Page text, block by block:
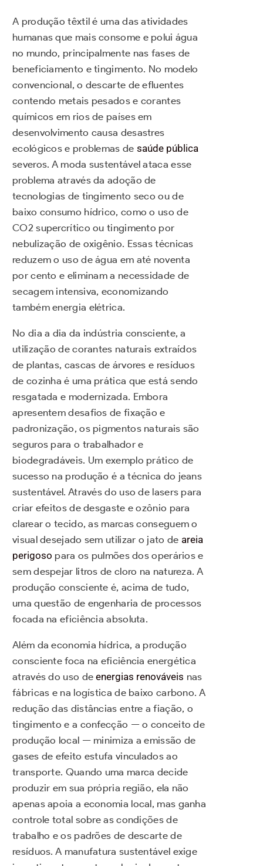
A produção têxtil é uma das atividades
humanas que mais consome e polui água
no mundo, principalmente nas fases de
beneficiamento e tingimento. No modelo
convencional, o descarte de efluentes
contendo metais pesados e corantes
químicos em rios de países em
desenvolvimento causa desastres
ecológicos e problemas de saúde pública
severos. A moda sustentável ataca esse
problema através da adoção de
tecnologias de tingimento seco ou de
baixo consumo hídrico, como o uso de
CO2 supercrítico ou tingimento por
nebulização de oxigênio. Essas técnicas
reduzem o uso de água em até noventa
por cento e eliminam a necessidade de
secagem intensiva, economizando
também energia elétrica.
No dia a dia da indústria consciente, a
utilização de corantes naturais extraídos
de plantas, cascas de árvores e resíduos
de cozinha é uma prática que está sendo
resgatada e modernizada. Embora
apresentem desafios de fixação e
padronização, os pigmentos naturais são
seguros para o trabalhador e
biodegradáveis. Um exemplo prático de
sucesso na produção é a técnica do jeans
sustentável. Através do uso de lasers para
criar efeitos de desgaste e ozônio para
clarear o tecido, as marcas conseguem o
visual desejado sem utilizar o jato de areia
perigoso para os pulmões dos operários e
sem despejar litros de cloro na natureza. A
produção consciente é, acima de tudo,
uma questão de engenharia de processos
focada na eficiência absoluta.
Além da economia hídrica, a produção
consciente foca na eficiência energética
através do uso deenergias renováveis nas
fábricas e na logística de baixo carbono. A
redução das distâncias entre a fiação, o
tingimento e a confecção — o conceito de
produção local — minimiza a emissão de
gases de efeito estufa vinculados ao
transporte. Quando uma marca decide
produzir em sua própria região, ela não
apenas apoia a economia local, mas ganha
controle total sobre as condições de
trabalho e os padrões de descarte de
resíduos. A manufatura sustentável exige